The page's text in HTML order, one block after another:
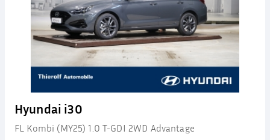
Hyundai i30
FL Kombi (MY25) 1.0 T-GDI 2WD Advantage